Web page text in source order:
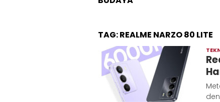
TAG:REALME NARZO 80 LITE